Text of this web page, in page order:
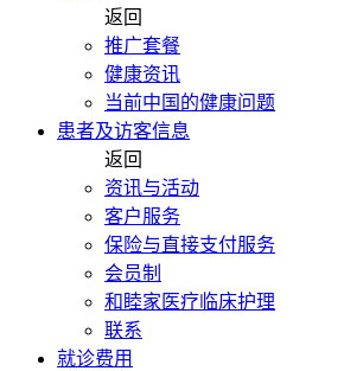
返回
推广套餐
健康资讯
当前中国的健康问题
患者及访客信息
返回
资讯与活动
客户服务
保险与直接支付服务
会员制
和睦家医疗临床护理
联系
就诊费用